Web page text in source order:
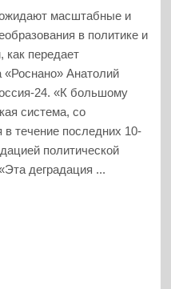
масштабные и
в политике и
как передает
Анатолий
24. «К большому
система, со
течение последних 10-
политической
деградация ...